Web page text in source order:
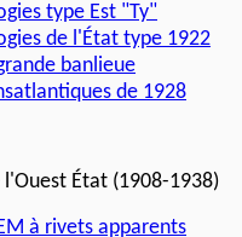
type Est "Ty"
de l'État type 1922
banlieue
de 1928
État (1908-1938)
à rivets apparents